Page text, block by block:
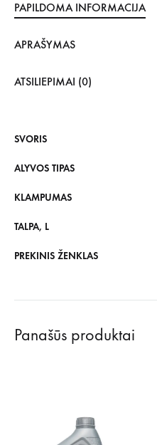
PAPILDOMA INFORMACIJA
APRAŠYMAS
ATSILIEPIMAI (0)
SVORIS
ALYVOS TIPAS
KLAMPUMAS
TALPA, L
PREKINIS ŽENKLAS
Panašūs produktai